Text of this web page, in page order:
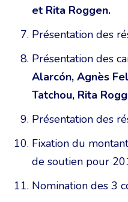
et Rita Roggen.
Présentation des
Présentation des
Alarcón, Agnès
Tatchou, Rita
Présentation des
Fixation du
de soutien pour
Nomination des 3